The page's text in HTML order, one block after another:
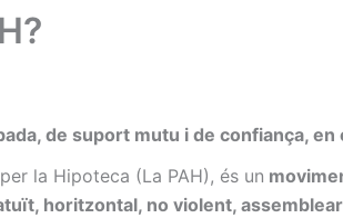
de suport mutu i de confiança,
la Hipoteca (La PAH), és un
horitzontal, no violent,